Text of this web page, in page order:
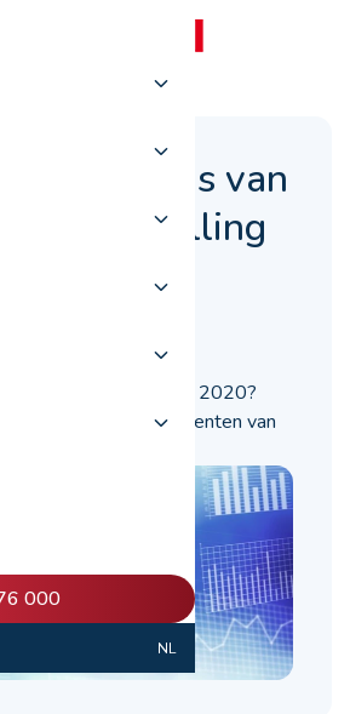
000
NL
op de prijs van
geëvolueerd in 2020?
op de sleutelmomenten van